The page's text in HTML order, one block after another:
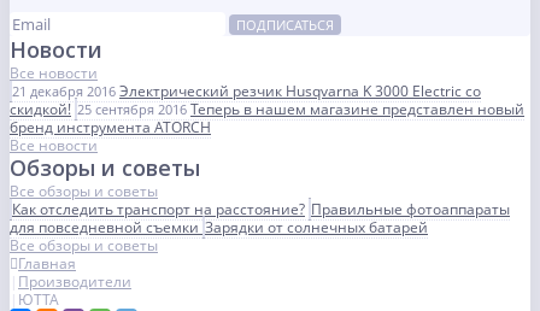
ПОДПИСАТЬСЯ
Новости
Все новости
21 декабря 2016 Электрический резчик Husqvarna K 3000 Electric со
скидкой! 25 сентября 2016 Теперь в нашем магазине представлен новый
бренд инструмента ATORCH
Все новости
Обзоры и советы
Все обзоры и советы
Как отследить транспорт на расстояние? Правильные фотоаппараты
для повседневной съемкиЗарядки от солнечных батарей
Все обзоры и советы
Главная
Производители
ЮТТА